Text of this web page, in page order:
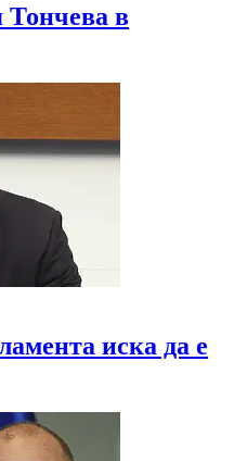
в
иска да е